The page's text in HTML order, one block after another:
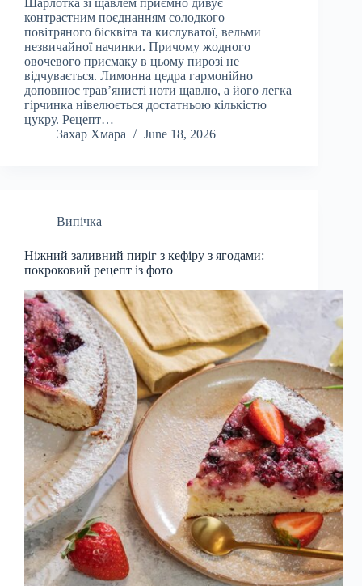
Шарлотка зі щавлем приємно дивує
контрастним поєднанням солодкого
повітряного бісквіта та кислуватої, вельми
незвичайної начинки. Причому жодного
овочевого присмаку в цьому пирозі не
відчувається. Лимонна цедра гармонійно
доповнює трав’янисті ноти щавлю, а його легка
гірчинка нівелюється достатньою кількістю
цукру. Рецепт…
Захар Хмара
June 18, 2026
Випічка
Ніжний заливний пиріг з кефіру з ягодами:
покроковий рецепт із фото